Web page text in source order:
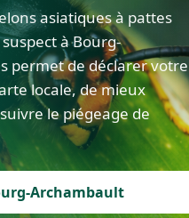
asiatiques à pattes
à Bourg-
permet de déclarer votre
locale, de mieux
le piégeage de
Archambault